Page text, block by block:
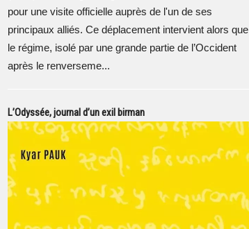
pour une visite officielle auprès de l'un de ses
principaux alliés. Ce déplacement intervient alors que
le régime, isolé par une grande partie de l’Occident
après le renverseme...
L’Odyssée, journal d’un exil birman